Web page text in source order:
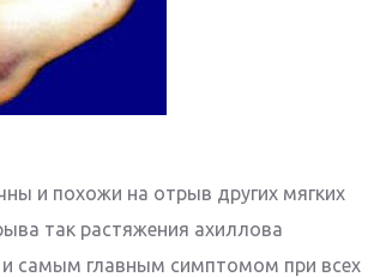
и похожи на отрыв других мягких
так растяжения ахиллова
самым главным симптомом при всех